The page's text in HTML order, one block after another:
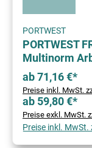
PORTWEST
PORTWEST
Multinorm
ab 71,16 €*
Preise inkl. MwSt.
ab 59,80 €*
Preise exkl. MwSt.
Preise inkl.